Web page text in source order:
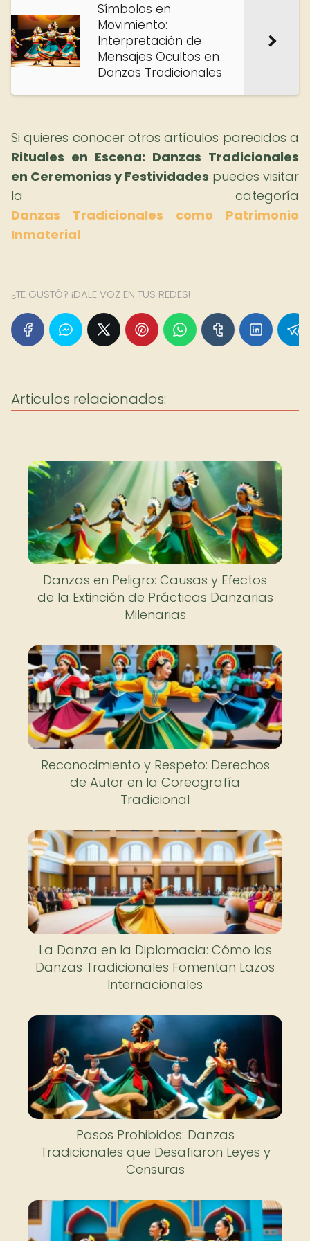
Símbolos en
Movimiento:
Interpretación de
Mensajes Ocultos en
Danzas Tradicionales
Si quieres conocer otros artículos parecidos a
Rituales en Escena: Danzas Tradicionales
en Ceremonias y Festividades puedes visitar
la categoría
Danzas Tradicionales como Patrimonio
Inmaterial
.
¿TE GUSTÓ? ¡DALE VOZ EN TUS REDES!
Articulos relacionados:
Danzas en Peligro: Causas y Efectos
de la Extinción de Prácticas Danzarias
Milenarias
Reconocimiento y Respeto: Derechos
de Autor en la Coreografía
Tradicional
La Danza en la Diplomacia: Cómo las
Danzas Tradicionales Fomentan Lazos
Internacionales
Pasos Prohibidos: Danzas
Tradicionales que Desafiaron Leyes y
Censuras